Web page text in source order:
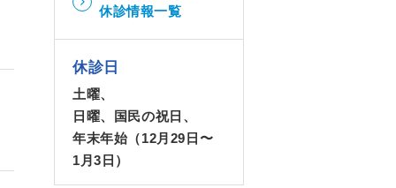
休診情報一覧
休診日
土曜、
日曜、国民の祝日、
年末年始（12月29日〜
1月3日）